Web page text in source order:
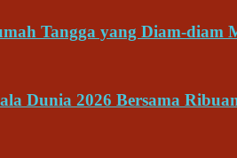
Tangga yang Diam-diam
Dunia 2026 Bersama